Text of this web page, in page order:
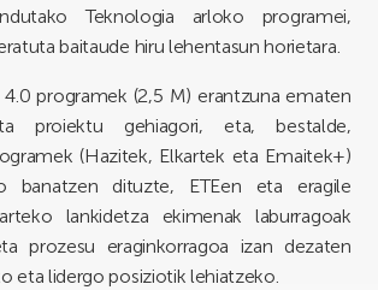
Teknologia arloko programei,
baitaude hiru lehentasun horietara.
4.0 programek (2,5 M) erantzuna ematen
proiektu gehiagori, eta, bestalde,
(Hazitek, Elkartek eta Emaitek+)
banatzen dituzte, ETEen eta eragile
lankidetza ekimenak laburragoak
prozesu eraginkorragoa izan dezaten
eta lidergo posiziotik lehiatzeko.